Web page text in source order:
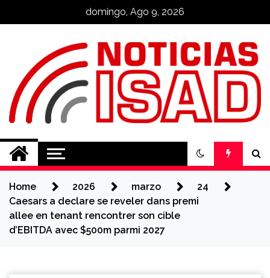
domingo, Ago 9, 2026
Noticias ISAD
REALIZADO POR NUESTROS
Home 2026 marzo
24
Caesars a declare se reveler dans premi
allee en tenant rencontrer son cible
d’EBITDA avec $500m parmi 2027